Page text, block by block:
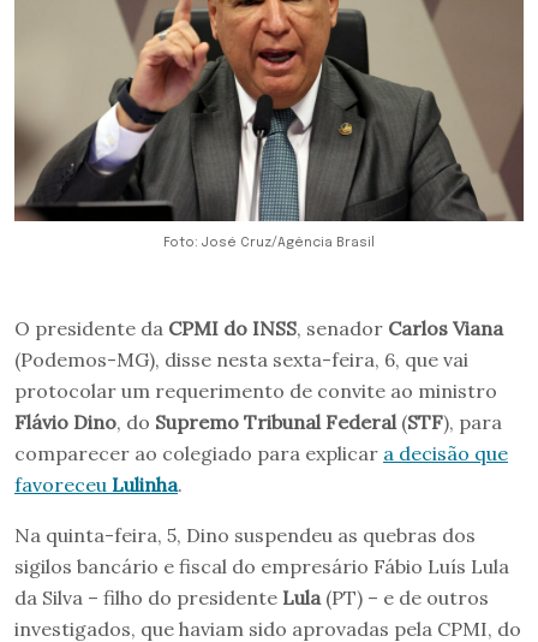
Foto: José Cruz/Agência Brasil
O presidente da CPMI do INSS, senador Carlos Viana
(Podemos-MG), disse nesta sexta-feira, 6, que vai
protocolar um requerimento de convite ao ministro
Flávio Dino, do Supremo Tribunal Federal (STF), para
comparecer ao colegiado para explicar a decisão que
favoreceu Lulinha.
Na quinta-feira, 5, Dino suspendeu as quebras dos
sigilos bancário e fiscal do empresário Fábio Luís Lula
da Silva – filho do presidente Lula (PT) – e de outros
investigados, que haviam sido aprovadas pela CPMI, do